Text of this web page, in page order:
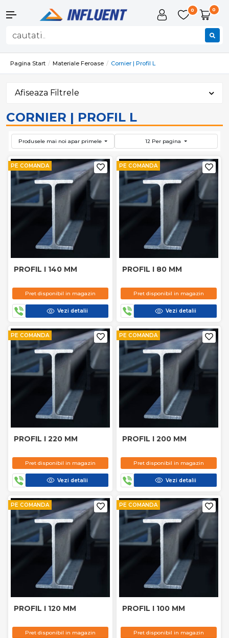
0 0
Pagina Start Materiale Feroase Cornier | Profil L
Afiseaza Filtrele
CORNIER | PROFIL L
Produsele mai noi apar primele 12 Per pagina
PE COMANDA
PROFIL I 140 MM
Pret disponibil in magazin
Vezi detalii
PE COMANDA
PROFIL I 80 MM
Pret disponibil in magazin
Vezi detalii
PE COMANDA
PROFIL I 220 MM
Pret disponibil in magazin
Vezi detalii
PE COMANDA
PROFIL I 200 MM
Pret disponibil in magazin
Vezi detalii
PE COMANDA
PROFIL I 120 MM
Pret disponibil in magazin
PE COMANDA
PROFIL I 100 MM
Pret disponibil in magazin